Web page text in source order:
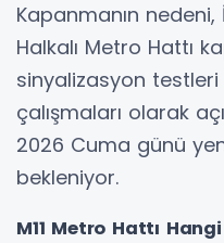
Kapanmanın
Halkalı Metro Hattı
sinyalizasyon
çalışmaları olarak
2026 Cuma günü
bekleniyor.
M11 Metro Hattı